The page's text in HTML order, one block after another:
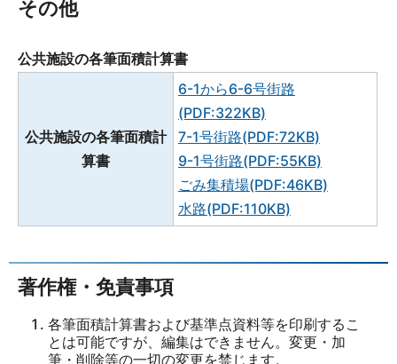
その他
公共施設の各筆面積計算書
公共施設の各筆面積計
算書
6-1から6-6号街路
(PDF:322KB)
7-1号街路(PDF:72KB)
9-1号街路(PDF:55KB)
ごみ集積場(PDF:46KB)
水路(PDF:110KB)
著作権・免責事項
各筆面積計算書および基準点資料等を印刷するこ
とは可能ですが、編集はできません。変更・加
筆・削除等の一切の変更を禁じます。